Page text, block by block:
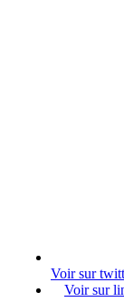
Voir sur
Voir sur